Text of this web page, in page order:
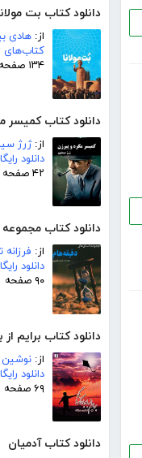
دانلود کتاب بت
از: هادی
کتاب‌های
۱۳۴ صفحه
دانلود کتاب کمیسر
از:ژرژ
دانلود
۴۲ صفحه
دانلود کتاب
از:
دانلود
۹۰ صفحه
دانلود کتاب برایم از
از: نوشین
دانلود
۶۹ صفحه
دانلود کتاب آدمیان